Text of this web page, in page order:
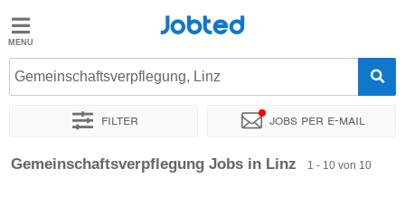
Jobted
Jobs
Jobted
Gemeinschaftsverpflegung, Linz
Filter Jobs per e-mail
Sortieren nach Genauer Standort Unternehmen
Gemeinschaftsverpflegung Jobs in Linz 1 - 10 von 10